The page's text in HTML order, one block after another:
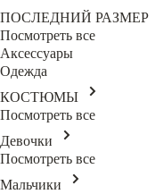
ПОСЛЕДНИЙ РАЗМЕР
Посмотреть все
Аксессуары
Одежда
КОСТЮМЫ
Посмотреть все
Девочки
Посмотреть все
Мальчики